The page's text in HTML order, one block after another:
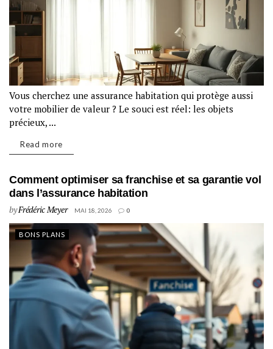
Vous cherchez une assurance habitation qui protège aussi
votre mobilier de valeur ? Le souci est réel: les objets
précieux, ...
Read more
Comment optimiser sa franchise et sa garantie vol
dans l’assurance habitation
byFrédéric Meyer MAI 18, 2026 0
BONS PLANS